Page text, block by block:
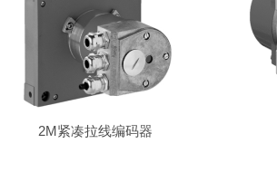
2M紧凑拉线编码器